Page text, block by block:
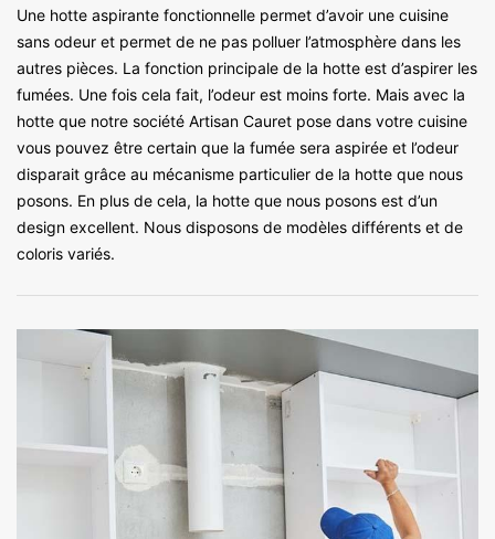
Une hotte aspirante fonctionnelle permet d’avoir une cuisine
sans odeur et permet de ne pas polluer l’atmosphère dans les
autres pièces. La fonction principale de la hotte est d’aspirer les
fumées. Une fois cela fait, l’odeur est moins forte. Mais avec la
hotte que notre société Artisan Cauret pose dans votre cuisine
vous pouvez être certain que la fumée sera aspirée et l’odeur
disparait grâce au mécanisme particulier de la hotte que nous
posons. En plus de cela, la hotte que nous posons est d’un
design excellent. Nous disposons de modèles différents et de
coloris variés.